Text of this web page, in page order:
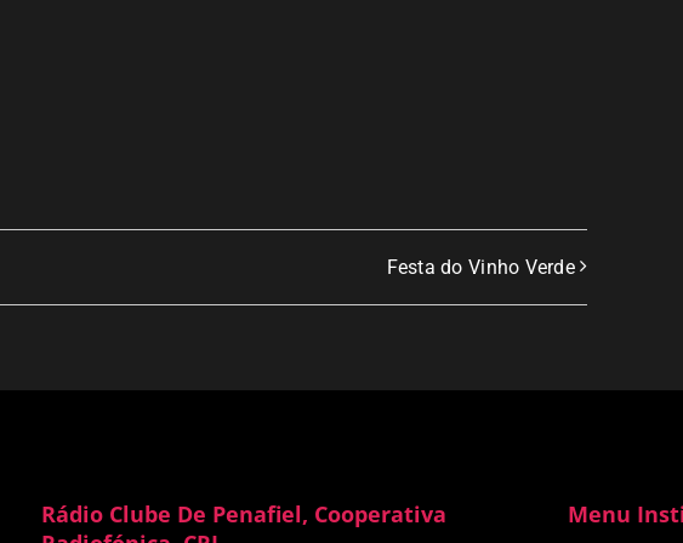
Festa do Vinho Verde
Rádio Clube De Penafiel, Cooperativa
Menu